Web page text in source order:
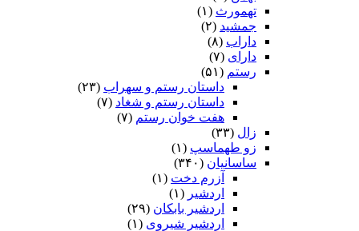
تهمورث (۱)
جمشید (۲)
داراب (۸)
دارای (۷)
رستم (۵۱)
داستان رستم و سهراب (۲۳)
داستان رستم و شغاد (۷)
هفت خوان رستم‏ (۷)
زال (۳۳)
زو طهماسپ‏ (۱)
ساسانیان (۳۴۰)
آزرم دخت (۱)
اردشیر (۱)
اردشیر بابکان (۲۹)
اردشیر شیروی (۱)